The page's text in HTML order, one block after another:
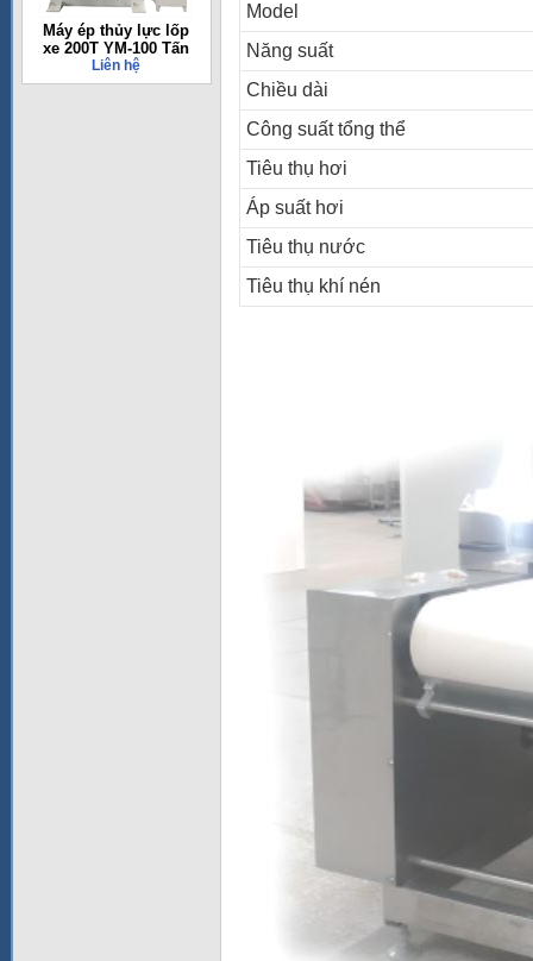
Máy ép thủy lực lốp
xe 200T YM-100 Tấn
Liên hệ
Model
Năng suất
Chiều dài
Công suất tổng thể
Tiêu thụ hơi
Áp suất hơi
Tiêu thụ nước
Tiêu thụ khí nén